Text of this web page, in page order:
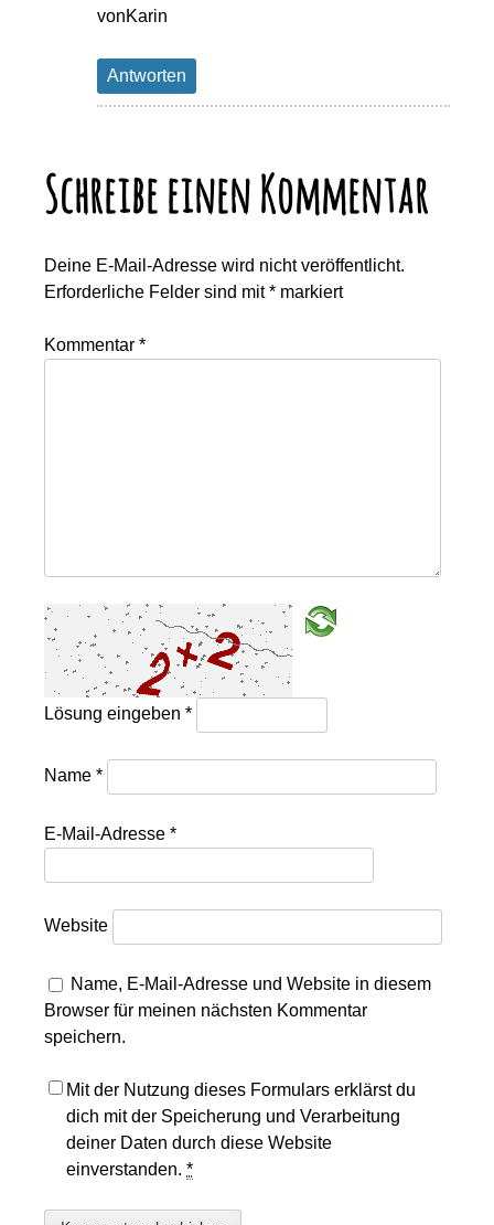
vonKarin
Antworten
Schreibe einen Kommentar
Deine E-Mail-Adresse wird nicht veröffentlicht.
Erforderliche Felder sind mit* markiert
Kommentar*
Lösung eingeben*
Name*
E-Mail-Adresse*
Website
Name, E-Mail-Adresse und Website in diesem
Browser für meinen nächsten Kommentar
speichern.
Mit der Nutzung dieses Formulars erklärst du
dich mit der Speicherung und Verarbeitung
deiner Daten durch diese Website
einverstanden.*